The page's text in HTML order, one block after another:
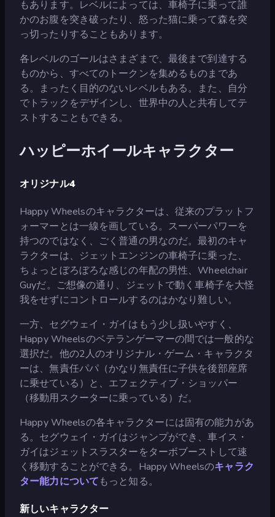
もあります。レベルによっては、車椅子に乗って誰
かのお腹を突き破ったり、怒った猫に乗って森を突
っ切ったりすることもあります。
各レベルのゴールはさまざまで、最後まで到達する
ものから、すべてのトークンを集めるものまであ
る。まったく目的のないレベルもある。また、自分
でトラックをデザインし、世界中の人と共有してテ
ストすることもできる。
ハッピーホイールキャラクター
オリジナル4
Happy Wheelsのキャラクターは、従来のプラットフ
ォーマーとは一線を画している。スーパーパワーを
持つのではなく、ごく普通の男なのだ。最初のキャ
ラクターは、ジェットエンジンの車椅子に乗った、
ちょっとぼろぼろな感じの年配の男性、Wheelchair
Guyだ。ご想像の通り、ジェットで動く車椅子を大怪
我をせずにコントロールするのはかなり難しい。
一方、セグウェイ・ガイはもう少し扱いやすく、
Happy Wheelsのベテランゲーマーの間では一般的な
選択だ。他の2人のオリジナル・ゲーム・キャラクタ
ーは、無責任パパ（かなり無責任に子供を後部座席
に乗せている）と、エフェクティブ・ショッパー
（移動用スクーターに乗っている）だ。
Happy Wheelsの各キャラクターには固有の能力があ
る。セグウェイ・ガイはジャンプができ、車イス・
ガイはジェットスラスターをターボブーストして速
く移動することができる。Happy Wheelsのキャラク
ター能力についてもっと知る。
新しいキャラクター